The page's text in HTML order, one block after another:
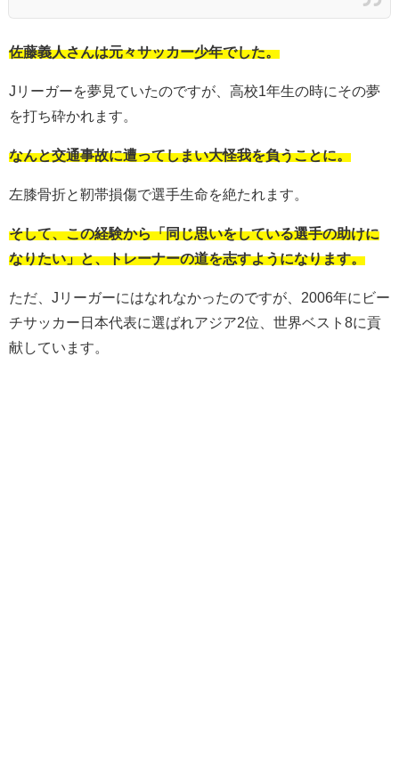
佐藤義人さんは元々サッカー少年でした。
Jリーガーを夢見ていたのですが、高校1年生の時にその夢
を打ち砕かれます。
なんと交通事故に遭ってしまい大怪我を負うことに。
左膝骨折と靭帯損傷で選手生命を絶たれます。
そして、この経験から「同じ思いをしている選手の助けに
なりたい」と、トレーナーの道を志すようになります。
ただ、Jリーガーにはなれなかったのですが、2006年にビー
チサッカー日本代表に選ばれアジア2位、世界ベスト8に貢
献しています。